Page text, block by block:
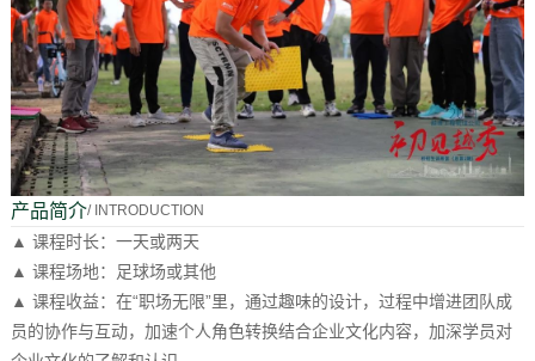
产品简介/ INTRODUCTION
▲ 课程时长：一天或两天
▲ 课程场地：足球场或其他
▲ 课程收益：在“职场无限”里，通过趣味的设计，过程中增进团队成
员的协作与互动，加速个人角色转换结合企业文化内容，加深学员对